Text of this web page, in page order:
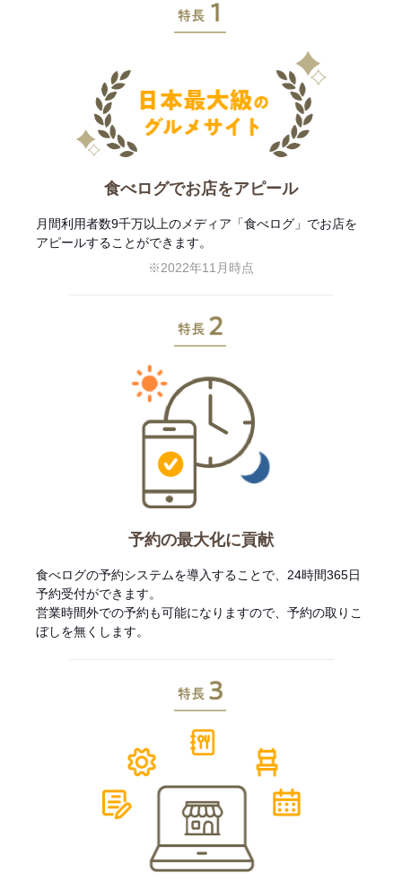
食べログでお店をアピール
月間利用者数9千万以上のメディア「食べログ」でお店を
アピールすることができます。
※2022年11月時点
予約の最大化に貢献
食べログの予約システムを導入することで、24時間365日
予約受付ができます。
営業時間外での予約も可能になりますので、予約の取りこ
ぼしを無くします。